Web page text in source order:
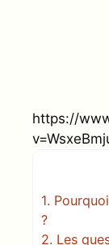
https://
1.
?
2. Les